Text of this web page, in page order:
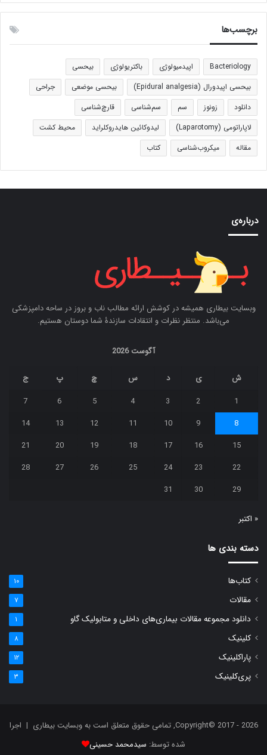
برچسب‌ها
Bacteriology اپیدمیولوژی باکتریولوژی
بیحسی
بیحسی اپیدورال (Epidural analgesia)
بیحسی موضعی
جراحی
دانلود
زونوز سم سم‌شناسی
قارچ‌شناسی
لاپاراتومی (Laparotomy)
لیدوکائین هایدروکلراید
محیط کشت
مقاله
میکروب‌شناسی کتاب
درباره‌ی
وبسایت بیطاری همیشه در کوشش ارائه مطالب ناب و بروز در ساحه دامپزشکی
می‌باشد. منتظر نظرات و انتقادات سازندۀ شما دوستان هستیم.
آگوست 2026
ش ی د س چ پ
ج
1
2
3
4
5
6
7
8
9
10
11
12
13
14
15
16
17
18
19
20
21
22
23
24
25
26
27
28
29
30
31
« اکتبر
دسته بندی ها
کتاب‌ها ۱۰
مقالات ۷
دانلود مجموعه مقالات بیماری‌های داخلی و متابولیک گاو ۱
کلینیک ۸
پاراکلینیک ۱۲
پری‌کلینیک ۳
Copyright© 2017 - 2026, تمامی حقوق متعلق است به وبسایت بیطاری | اجرا
شده توسط: سیدمحمد حسینی